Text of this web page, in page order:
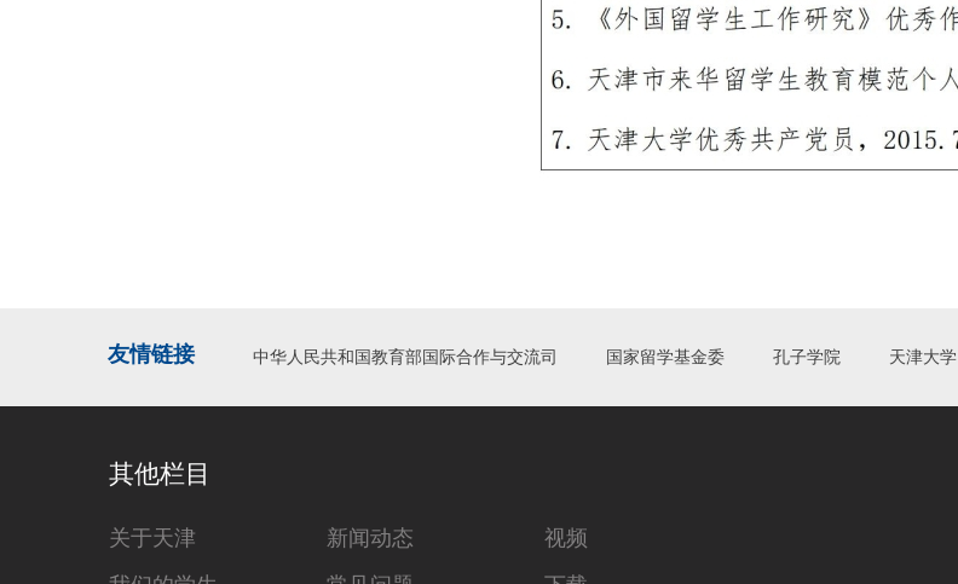
友情链接 中华人民共和国教育部国际合作与交流司 国家留学基金委 孔子学院 天津大学
其他栏目
关于天津
新闻动态
视频